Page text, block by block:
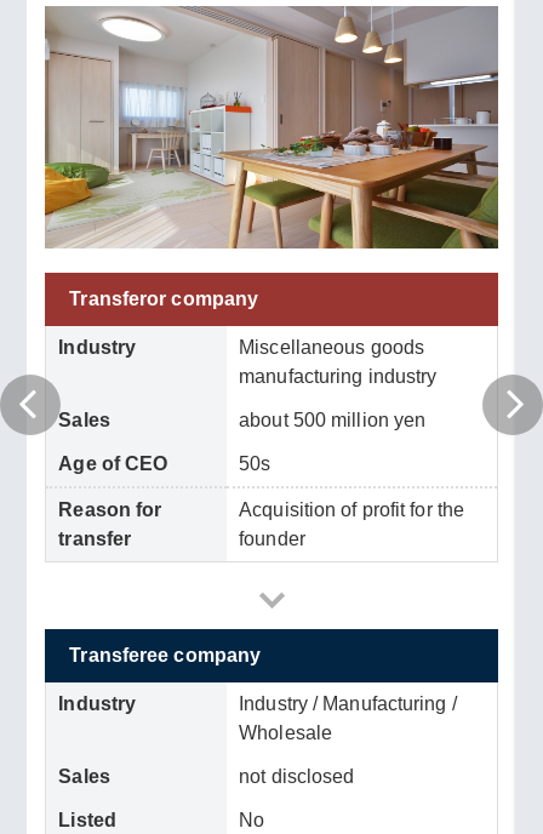
Transferor company
Industry
Miscellaneous goods
manufacturing industry
Sales about 500 million yen
Age of CEO 50s
Reason for
transfer
Acquisition of profit for the
founder
Transferee company
Industry
Industry / Manufacturing /
Wholesale
Sales not disclosed
Listed No